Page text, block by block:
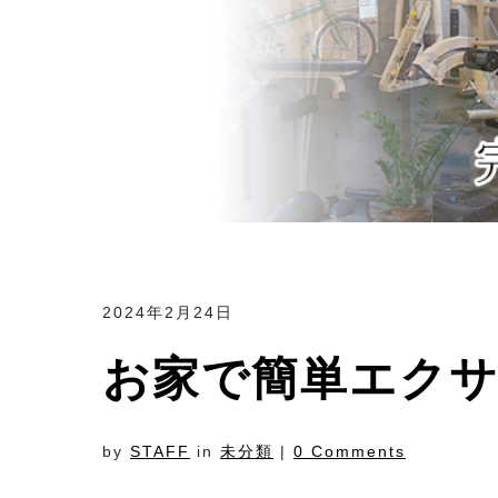
2024年2月24日
お家で簡単エク
by STAFF in 未分類 | 0 Comments